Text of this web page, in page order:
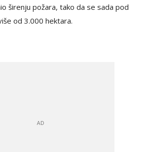
širenju požara, tako da se sada pod
od 3.000 hektara.